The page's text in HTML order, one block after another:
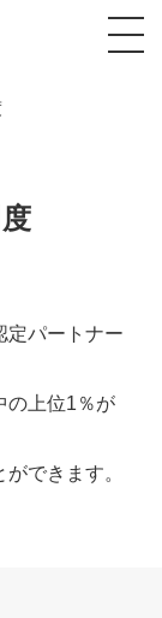
く
定パートナー
の上位1％が
できます。